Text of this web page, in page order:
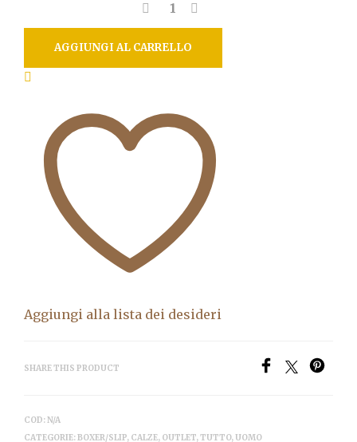
AGGIUNGI AL CARRELLO
Aggiungi alla lista dei desideri
SHARE THIS PRODUCT
COD:N/A
CATEGORIE:BOXER/SLIP, CALZE, OUTLET,TUTTO,UOMO